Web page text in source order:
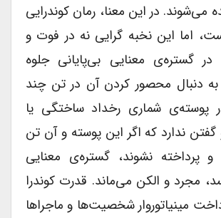
در این معنا، رمان کوندرایی
اما این نخبه گرایی نه در فوت و
گستره‌ی معنایی بی‌پایانی جلوه
به دنبال محصور کردن آن در تن چند
شماری رخداد ساختگی یا
ندارد که اگر این پوسته و آن تن
پرداخته نشوند، گستره‌ی معنایی
مجرد و الکن می‌ماند. قدرت کوندرا
مینیاتوروار شخصیت‌ها و ماجراها